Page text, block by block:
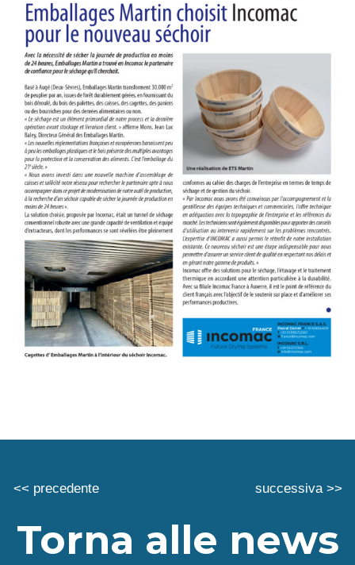
<< precedente successiva >>
Torna alle news